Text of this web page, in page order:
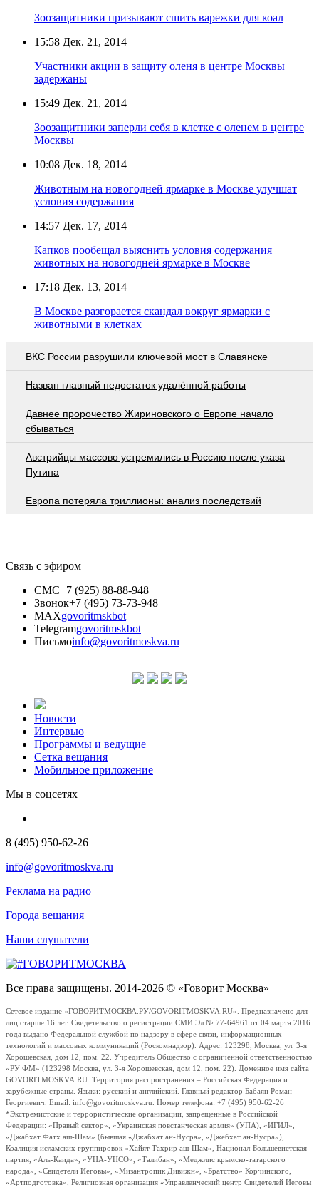
Зоозащитники призывают сшить варежки для коал
15:58 Дек. 21, 2014
Участники акции в защиту оленя в центре Москвы
задержаны
15:49 Дек. 21, 2014
Зоозащитники заперли себя в клетке с оленем в центре
Москвы
10:08 Дек. 18, 2014
Животным на новогодней ярмарке в Москве улучшат
условия содержания
14:57 Дек. 17, 2014
Капков пообещал выяснить условия содержания
животных на новогодней ярмарке в Москве
17:18 Дек. 13, 2014
В Москве разгорается скандал вокруг ярмарки с
животными в клетках
ВКС России разрушили ключевой мост в Славянске
Назван главный недостаток удалённой работы
Давнее пророчество Жириновского о Европе начало
сбываться
Австрийцы массово устремились в Россию после указа
Путина
Европа потеряла триллионы: анализ последствий
Связь с эфиром
СМС+7 (925) 88-88-948
Звонок+7 (495) 73-73-948
MAXgovoritmskbot
Telegramgovoritmskbot
Письмоinfo@govoritmoskva.ru
Новости
Интервью
Программы и ведущие
Сетка вещания
Мобильное приложение
Мы в соцсетях
8 (495) 950-62-26
info@govoritmoskva.ru
Реклама на радио
Города вещания
Наши слушатели
Все права защищены. 2014-2026 © «Говорит Москва»
Сетевое издание «ГОВОРИТМОСКВА.РУ/GOVORITMOSKVA.RU». Предназначено для
лиц старше 16 лет. Свидетельство о регистрации СМИ Эл № 77-64961 от 04 марта 2016
года выдано Федеральной службой по надзору в сфере связи, информационных
технологий и массовых коммуникаций (Роскомнадзор). Адрес: 123298, Москва, ул. 3-я
Хорошевская, дом 12, пом. 22. Учредитель Общество с ограниченной ответственностью
«РУ ФМ» (123298 Москва, ул. 3-я Хорошевская, дом 12, пом. 22). Доменное имя сайта
GOVORITMOSKVA.RU. Территория распространения – Российская Федерация и
зарубежные страны. Языки: русский и английский. Главный редактор Бабаян Роман
Георгиевич. Email: info@govoritmoskva.ru. Номер телефона: +7 (495) 950-62-26
*Экстремистские и террористические организации, запрещенные в Российской
Федерации: «Правый сектор», «Украинская повстанческая армия» (УПА), «ИГИЛ»,
«Джабхат Фатх аш-Шам» (бывшая «Джабхат ан-Нусра», «Джебхат ан-Нусра»),
Коалиция исламских группировок «Хайят Тахрир аш-Шам», Национал-Большевистская
партия, «Аль-Каида», «УНА-УНСО», «Талибан», «Меджлис крымско-татарского
народа», «Свидетели Иеговы», «Мизантропик Дивижн», «Братство» Корчинского,
«Артподготовка», Религиозная организация «Управленческий центр Свидетелей Иеговы